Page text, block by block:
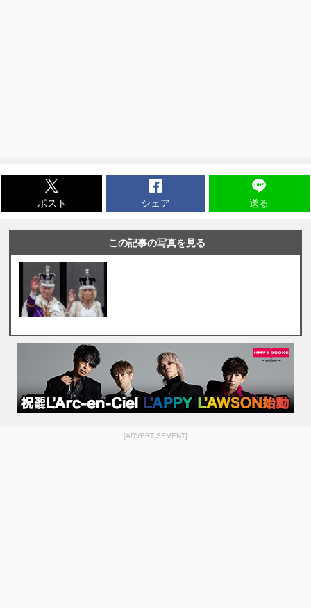
ポスト シェア 送る
この記事の写真を見る
[ADVERTISEMENT]